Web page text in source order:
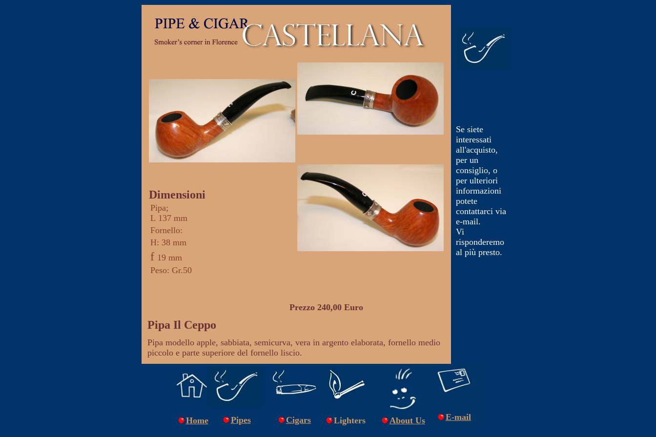
Dimensioni
Pipa;
L 137 mm
Fornello:
H: 38 mm
f 19 mm
Peso: Gr.50
Prezzo 240,00 Euro
Pipa Il Ceppo
Pipa modello apple, sabbiata, semicurva, vera in argento elaborata, fornello medio
piccolo e parte superiore del fornello liscio.
Se siete
interessati
all'acquisto,
per un
consiglio, o
per ulteriori
informazioni
potete
contattarci via
e-mail.
Vi
risponderemo
al più presto.
Home Pipes Cigars Lighters About Us E-mail